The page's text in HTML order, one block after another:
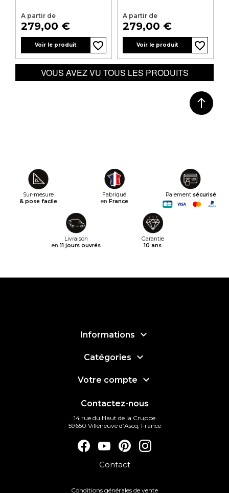
A partir de
Prix
279,00 €
Voir le produit favorite_border
favorite_border
A partir de
Prix
279,00 €
Voir le produit favorite_border
favorite_border
VOUS AVEZ VU TOUS LES PRODUITS
Sur-mesure
& pose facile
Fabriqué
en France
Paiement sécurisé
Livraison
en11 jours ouvrés
Garantie
10 ans
Informations 
Catégories 
Votre compte 
Contactez-nous
14 rue du Haut de la Cruppe
59650 Villeneuve d’Ascq, France
FacebookYouTubePinterest
Contact
Conditions générales de vente